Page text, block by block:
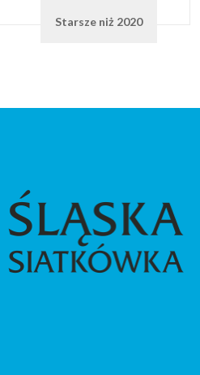
Starsze niż 2020